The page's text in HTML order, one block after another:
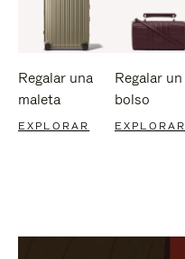
Regalar una
maleta
EXPLORAR
Regalar un
bolso
EXPLORAR